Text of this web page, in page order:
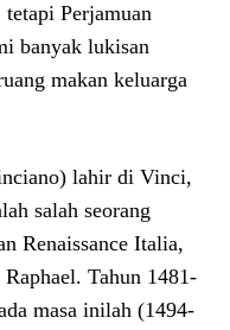
Perjamuan
banyak lukisan
makan keluarga
lahir di Vinci,
salah seorang
Renaissance Italia,
Tahun 1481-
masa inilah (1494-